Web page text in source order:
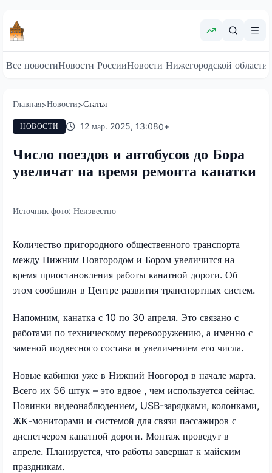
Все новостиНовости РоссииНовости Нижегородской области
Главная>Новости>Статья
НОВОСТИ 12 мар. 2025, 13:080+
Число поездов и автобусов до Бора
увеличат на время ремонта канатки
Источник фото: Неизвестно
Количество пригородного общественного транспорта
между Нижним Новгородом и Бором увеличится на
время приостановления работы канатной дороги. Об
этом сообщили в Центре развития транспортных систем.
Напомним, канатка с 10 по 30 апреля. Это связано с
работами по техническому перевооружению, а именно с
заменой подвесного состава и увеличением его числа.
Новые кабинки уже в Нижний Новгород в начале марта.
Всего их 56 штук – это вдвое , чем используется сейчас.
Новинки видеонаблюдением, USB-зарядками, колонками,
ЖК-мониторами и системой для связи пассажиров с
диспетчером канатной дороги. Монтаж проведут в
апреле. Планируется, что работы завершат к майским
праздникам.